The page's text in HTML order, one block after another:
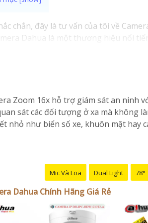
chắn, đây là tư vấn của tôi về
Dahua là một thương hiệu nổi
Nếu bạn muốn tìm camera
đừng ngần ngại để lại Cung cấp
Zoom 16x hỗ trợ giám sát an ninh
sát các đối tượng ở xa mà không
nhỏ như biển số xe, khuôn mặt hay
Mic Và Loa Dual Light 78°
Dahua Chính Hãng Giá Rẻ